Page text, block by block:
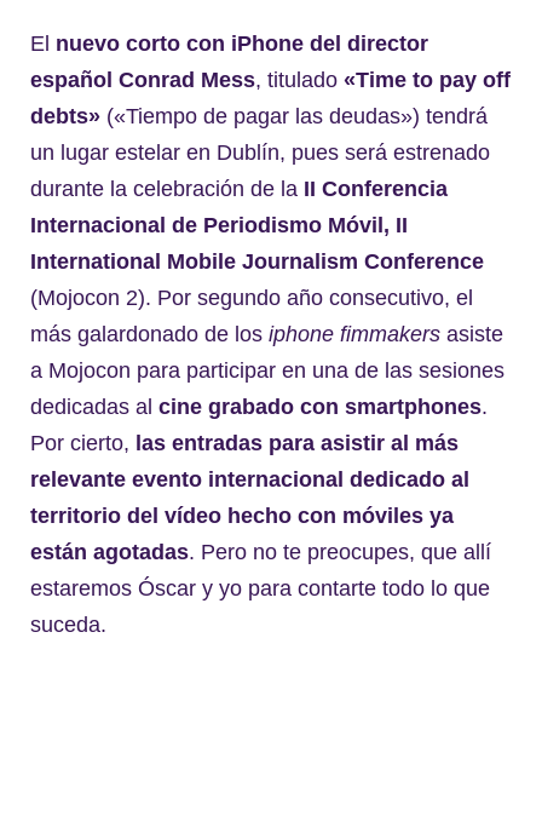
El nuevo corto con iPhone del director
español Conrad Mess, titulado «Time to pay off
debts» («Tiempo de pagar las deudas») tendrá
un lugar estelar en Dublín, pues será estrenado
durante la celebración de la II Conferencia
Internacional de Periodismo Móvil, II
International Mobile Journalism Conference
(Mojocon 2). Por segundo año consecutivo, el
más galardonado de los iphone fimmakers asiste
a Mojocon para participar en una de las sesiones
dedicadas al cine grabado con smartphones.
Por cierto, las entradas para asistir al más
relevante evento internacional dedicado al
territorio del vídeo hecho con móviles ya
están agotadas. Pero no te preocupes, que allí
estaremos Óscar y yo para contarte todo lo que
suceda.